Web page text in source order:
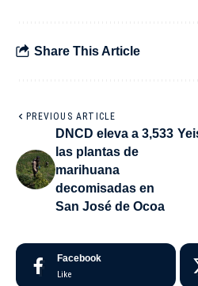
Share This Article
PREVIOUS ARTICLE
DNCD eleva a 3,533
las plantas de
marihuana
decomisadas en
San José de Ocoa
Facebook
Like